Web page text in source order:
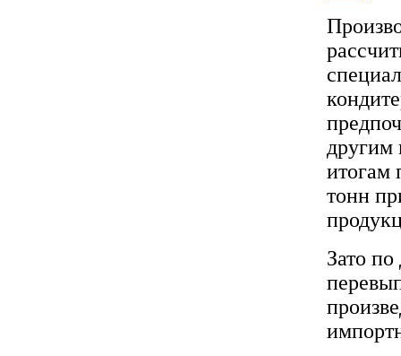
другим
итогам
тонн
Зато